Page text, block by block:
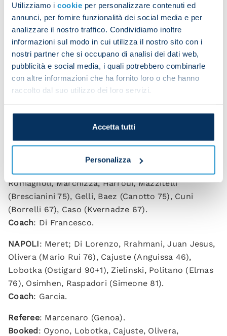
Utilizziamo i cookie per personalizzare contenuti ed
annunci, per fornire funzionalità dei social media e per
analizzare il nostro traffico. Condividiamo inoltre
informazioni sul modo in cui utilizza il nostro sito con i
nostri partner che si occupano di analisi dei dati web,
pubblicità e social media, i quali potrebbero combinarle
con altre informazioni che ha fornito loro o che hanno
raccolto dal suo utilizzo dei loro servizi.
Accetta tutti
Personalizza
Victor makes it 3-1 on the counter
Joy for Osimhen as he nets his first brace of the
season
Frosinone 1-3 Napoli (HT 1-2)
79.
Romagnoli, Marchizza, Harroui, Mazzitelli
(Brescianini 75), Gelli, Baez (Canotto 75), Cuni
(Borrelli 67), Caso (Kvernadze 67).
Coach: Di Francesco.
NAPOLI: Meret; Di Lorenzo, Rrahmani, Juan Jesus,
Olivera (Mario Rui 76), Cajuste (Anguissa 46),
Lobotka (Ostigard 90+1), Zielinski, Politano (Elmas
76), Osimhen, Raspadori (Simeone 81).
Coach: Garcia.
Referee: Marcenaro (Genoa).
Booked: Oyono, Lobotka, Cajuste, Olivera,